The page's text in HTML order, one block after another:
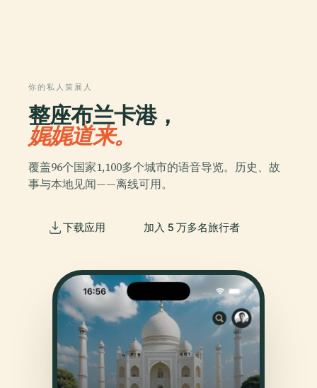
你的私人策展人
整座布兰卡港，
娓娓道来。
覆盖96个国家1,100多个城市的语音导览。历史、故
事与本地见闻——离线可用。
下载应用 加入 5 万多名旅行者